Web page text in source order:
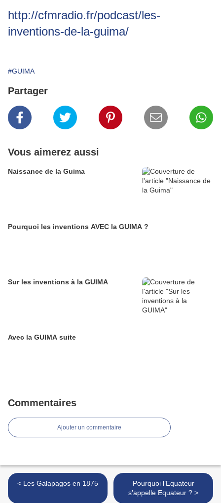
http://cfmradio.fr/podcast/les-
inventions-de-la-guima/
#GUIMA
Partager
Vous aimerez aussi
Naissance de la Guima
Pourquoi les inventions AVEC la GUIMA ?
Sur les inventions à la GUIMA
Avec la GUIMA suite
Commentaires
Ajouter un commentaire
< Les Galapagos en 1875
Pourquoi l’Equateur
s'appelle Equateur ? >